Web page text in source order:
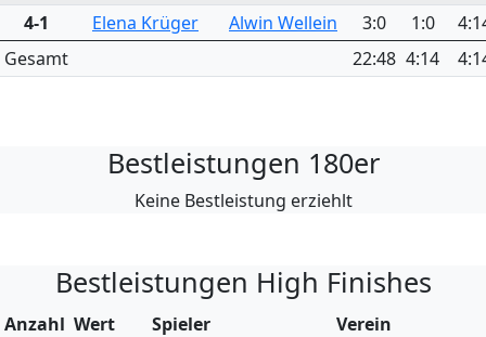
4-1 Elena Krüger Alwin Wellein 3:0 1:0
Gesamt
22:48 4:14
Bestleistungen 180er
Keine Bestleistung erziehlt
Bestleistungen High Finishes
Anzahl Wert Spieler
Verein